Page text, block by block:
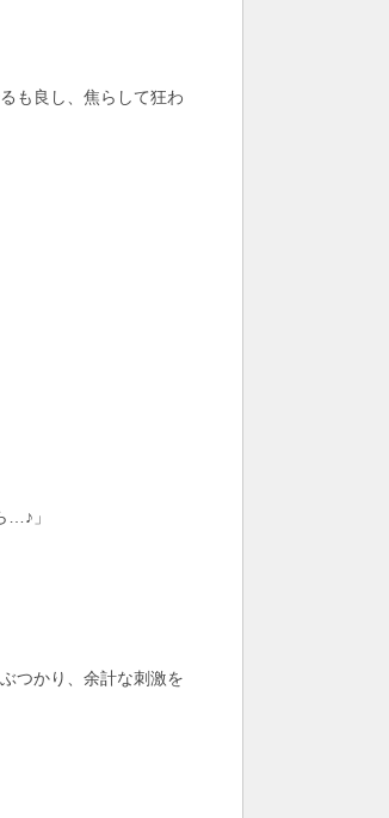
も良し、焦らして狂わ
…♪」
つかり、余計な刺激を